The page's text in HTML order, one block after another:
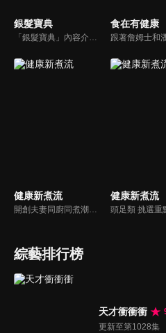
銀髮寶典
「銀髮寶典」內容介紹銀髮族相關的醫療知識，讓爺爺奶奶們能了解銀髮族常見的疾病、或是身體常遇到的問題，並邀請專業的醫師上節目解答，詳細深入且淺顯易懂的方式講述給各位爺爺奶奶們。為銀髮族的身體健康預防把關，讓爺爺奶奶能有一個樂活的退休生活。
食在有健康
健康新煮流
開創夫妻同廚同煮潮流的KC夫婦，繼《健康醫食代》後，走出攝影棚，帶大家全台走透透，發掘上帝賞賜的美味食材，內容融合新加坡南洋風和客家純樸味，加上台灣獨特的閩南風情，互相激盪交織出的火花，打造出獨一無二的美食節目。
健康新煮流
綜藝排行榜
天才衝衝衝
更新至第1028集